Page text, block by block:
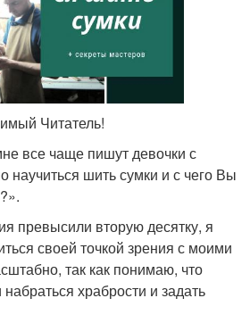
Читатель!
все чаще пишут девочки с
научиться шить сумки и с чего Вы
превысили вторую десятку, я
своей точкой зрения с моими
так как понимаю, что
храбрости и задать